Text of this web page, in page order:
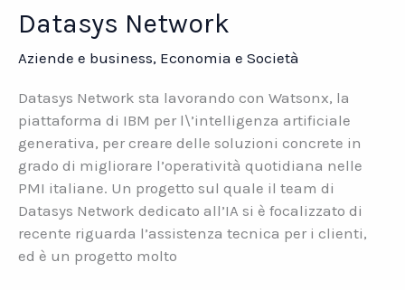
Datasys Network
Aziende e business, Economia e Società
Datasys Network sta lavorando con Watsonx, la
piattaforma di IBM per l\’intelligenza artificiale
generativa, per creare delle soluzioni concrete in
grado di migliorare l’operatività quotidiana nelle
PMI italiane. Un progetto sul quale il team di
Datasys Network dedicato all’IA si è focalizzato di
recente riguarda l’assistenza tecnica per i clienti,
ed è un progetto molto